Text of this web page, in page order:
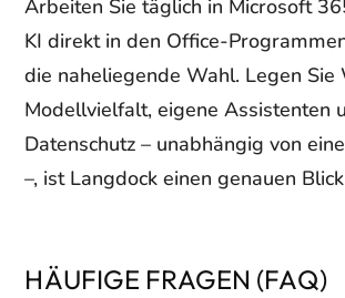
Arbeiten Sie täglich in Microsoft
KI direkt in den Office-
die naheliegende Wahl. Legen Sie
Modellvielfalt, eigene Assistenten
Datenschutz – unabhängig von
–, ist Langdock einen genauen
HÄUFIGE FRAGEN (FAQ)